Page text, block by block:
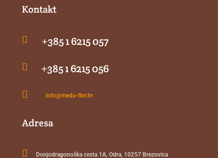
Kontakt
 +385 1 6215 057
 +385 1 6215 056
 info@medo-flor.hr
Adresa
 Donjodragonoška cesta 1A, Odra, 10257 Brezovica